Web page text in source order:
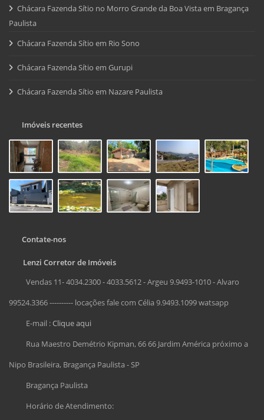
Chácara Fazenda Sítio no Morro Grande da Boa Vista em Bragança
Paulista
Chácara Fazenda Sítio em Rio Sono
Chácara Fazenda Sítio em Gurupi
Chácara Fazenda Sítio em Nazare Paulista
Imóveis recentes
Contate-nos
Lenzi Corretor de Imóveis
Vendas 11- 4034.2300 - 4033.5612 - Argeu 9.9493-1010 - Alvaro
99524.3366 ---------- locações fale com Célia 9.9493.1099 watsapp
E-mail :Clique aqui
Rua Maestro Demétrio Kipman, 66 66 Jardim América próximo a
Nipo Brasileira, Bragança Paulista - SP
Bragança Paulista
Horário de Atendimento: